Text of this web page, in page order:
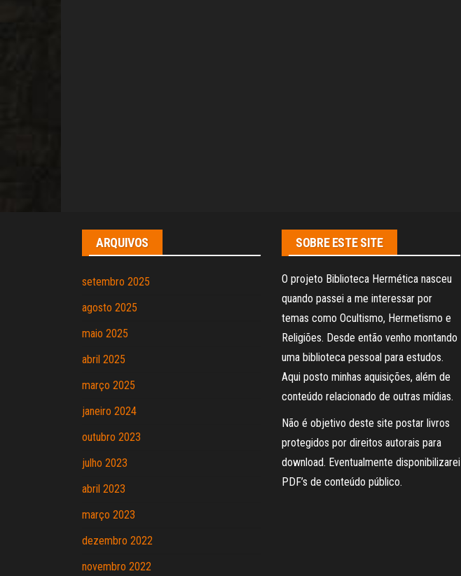
ARQUIVOS
setembro 2025
agosto 2025
maio 2025
abril 2025
março 2025
janeiro 2024
outubro 2023
julho 2023
abril 2023
março 2023
dezembro 2022
novembro 2022
SOBRE ESTE SITE
O projeto Biblioteca Hermética nasceu
quando passei a me interessar por
temas como Ocultismo, Hermetismo e
Religiões. Desde então venho montando
uma biblioteca pessoal para estudos.
Aqui posto minhas aquisições, além de
conteúdo relacionado de outras mídias.
Não é objetivo deste site postar livros
protegidos por direitos autorais para
download. Eventualmente disponibilizarei
PDF’s de conteúdo público.